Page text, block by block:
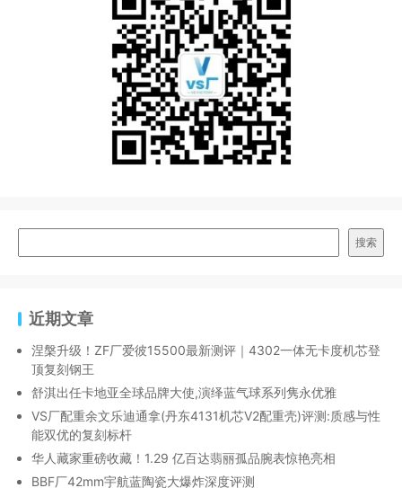
搜索
近期文章
涅槃升级！ZF厂爱彼15500最新测评｜4302一体无卡度机芯登
顶复刻钢王
舒淇出任卡地亚全球品牌大使,演绎蓝气球系列隽永优雅
VS厂配重余文乐迪通拿(丹东4131机芯V2配重壳)评测:质感与性
能双优的复刻标杆
华人藏家重磅收藏！1.29 亿百达翡丽孤品腕表惊艳亮相
BBF厂42mm宇航蓝陶瓷大爆炸深度评测